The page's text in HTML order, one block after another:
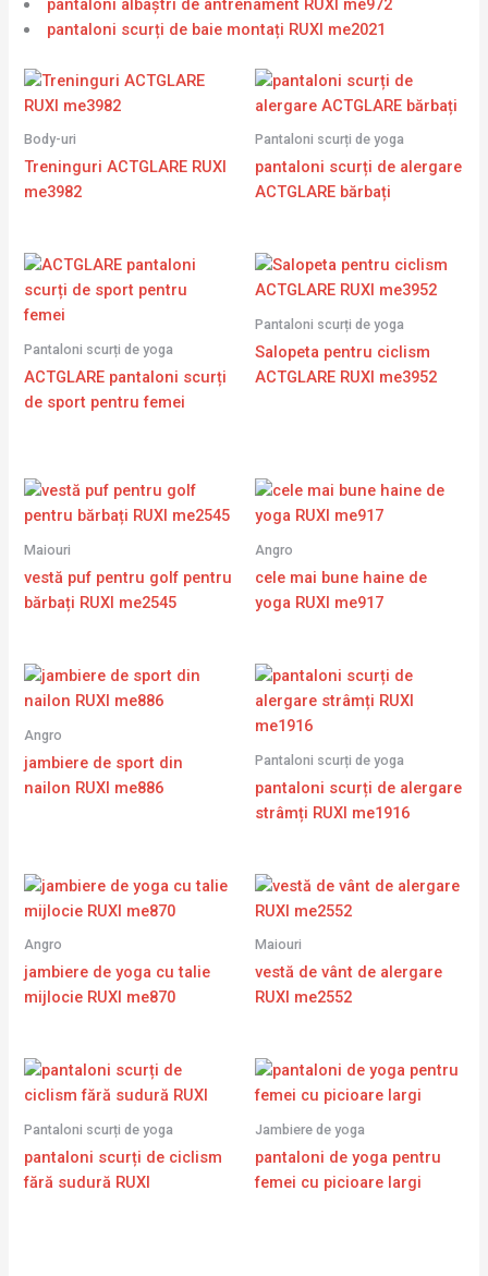
pantaloni albaștri de antrenament RUXI me972
pantaloni scurți de baie montați RUXI me2021
Body-uri
Treninguri ACTGLARE RUXI
me3982
Pantaloni scurți de yoga
pantaloni scurți de alergare
ACTGLARE bărbați
Pantaloni scurți de yoga
ACTGLARE pantaloni scurți
de sport pentru femei
Pantaloni scurți de yoga
Salopeta pentru ciclism
ACTGLARE RUXI me3952
Maiouri
vestă puf pentru golf pentru
bărbați RUXI me2545
Angro
cele mai bune haine de
yoga RUXI me917
Angro
jambiere de sport din
nailon RUXI me886
Pantaloni scurți de yoga
pantaloni scurți de alergare
strâmți RUXI me1916
Angro
jambiere de yoga cu talie
mijlocie RUXI me870
Maiouri
vestă de vânt de alergare
RUXI me2552
Pantaloni scurți de yoga
pantaloni scurți de ciclism
fără sudură RUXI
Jambiere de yoga
pantaloni de yoga pentru
femei cu picioare largi